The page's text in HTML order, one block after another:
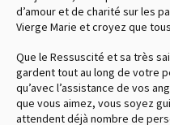
d’amour et de charité sur les
Vierge Marie et croyez que
Que le Ressuscité et sa très
gardent tout au long de votre
qu’avec l’assistance de vos
que vous aimez, vous soyez
attendent déjà nombre de